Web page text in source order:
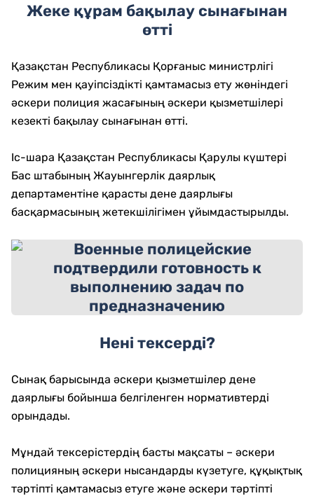
Жеке құрам бақылау сынағынан
өтті
Қазақстан Республикасы Қорғаныс министрлігі
Режим мен қауіпсіздікті қамтамасыз ету жөніндегі
әскери полиция жасағының әскери қызметшілері
кезекті бақылау сынағынан өтті.
Іс-шара Қазақстан Республикасы Қарулы күштері
Бас штабының Жауынгерлік даярлық
департаментіне қарасты дене даярлығы
басқармасының жетекшілігімен ұйымдастырылды.
Нені тексерді?
Сынақ барысында әскери қызметшілер дене
даярлығы бойынша белгіленген нормативтерді
орындады.
Мұндай тексерістердің басты мақсаты – әскери
полицияның әскери нысандарды күзетуге, құқықтық
тәртіпті қамтамасыз етуге және әскери тәртіпті